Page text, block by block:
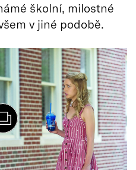
školní, milostné
v jiné podobě.